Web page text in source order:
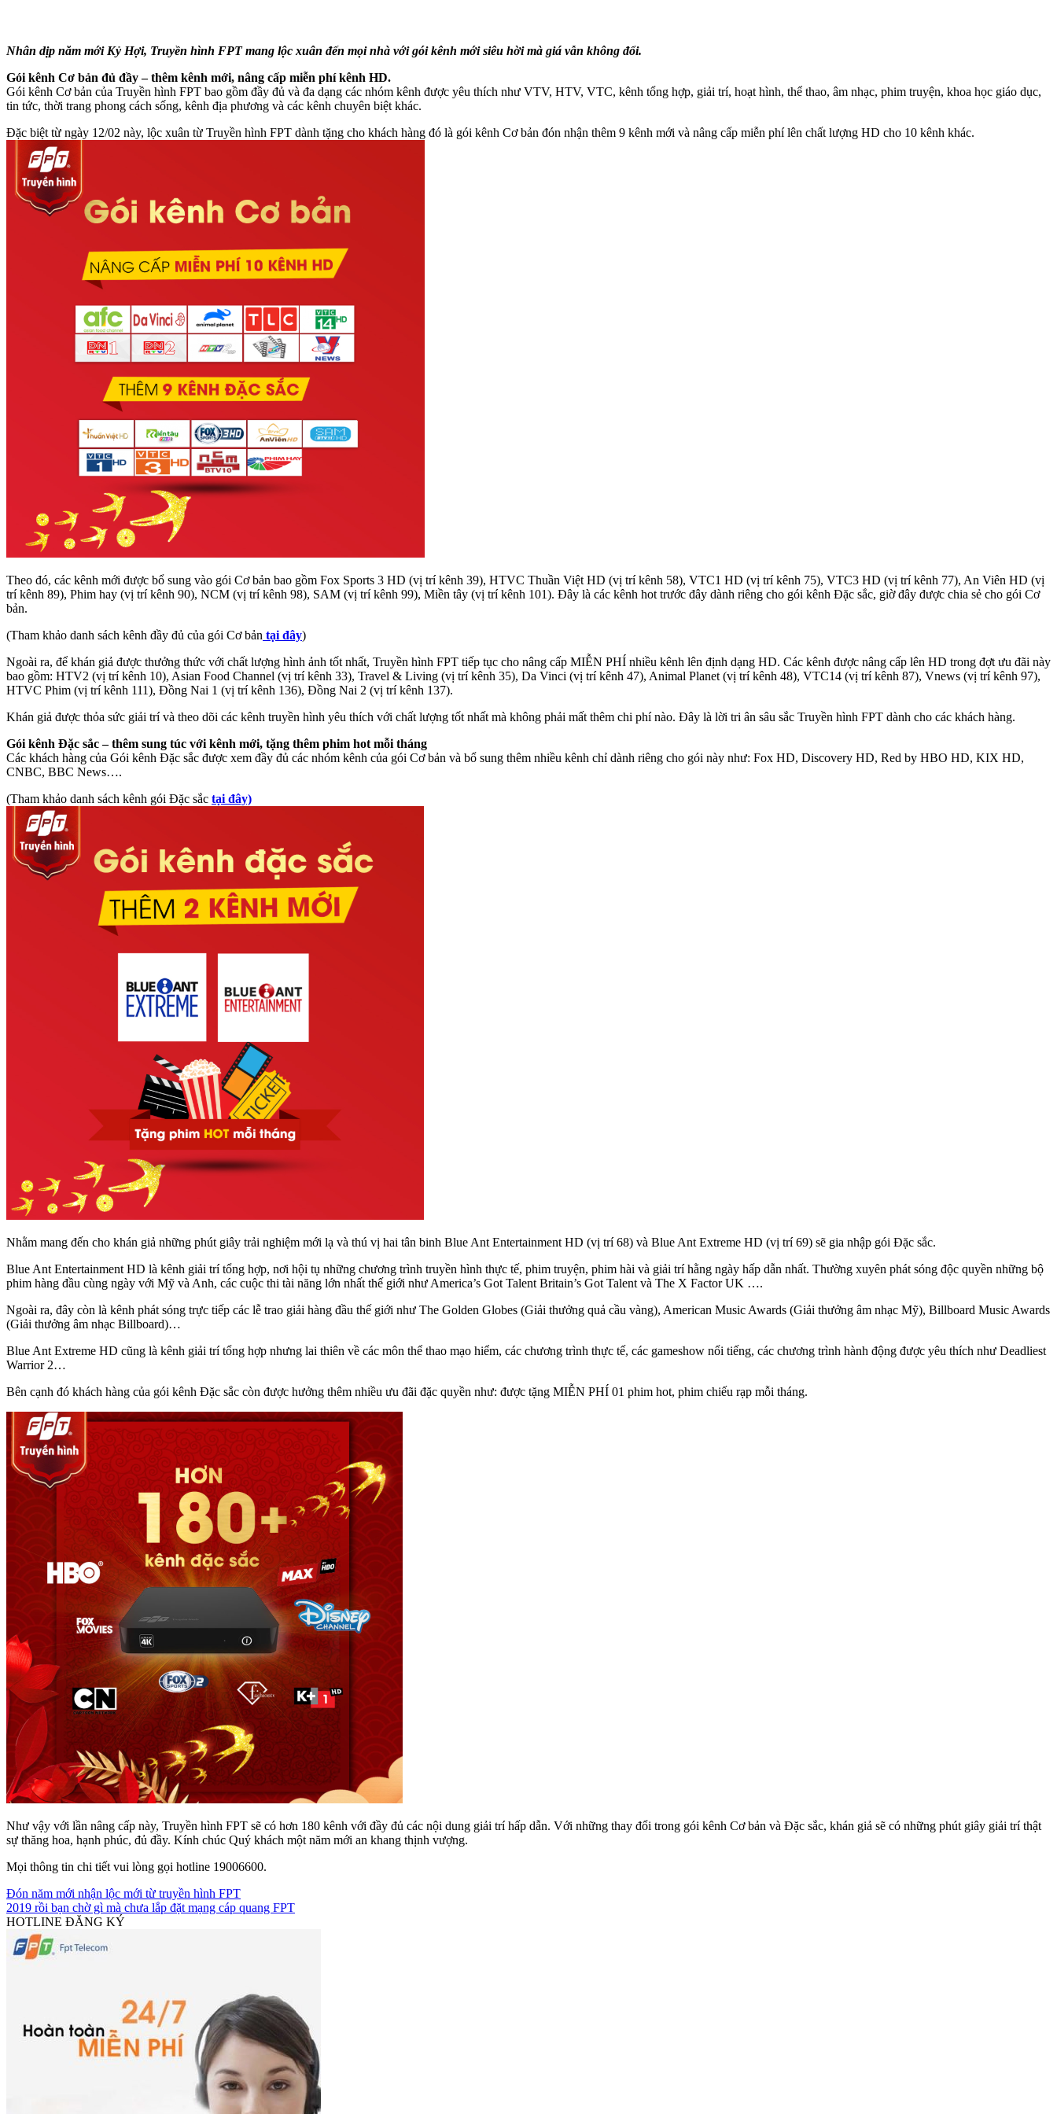
Nhân dịp năm mới Kỷ Hợi, Truyền hình FPT mang lộc xuân đến mọi nhà với gói kênh mới siêu hời mà giá vẫn không đổi.
Gói kênh Cơ bản đủ đầy – thêm kênh mới, nâng cấp miễn phí kênh HD.
Gói kênh Cơ bản của Truyền hình FPT bao gồm đầy đủ và đa dạng các nhóm kênh được yêu thích như VTV, HTV, VTC, kênh tổng hợp, giải trí, hoạt hình, thể thao, âm nhạc, phim truyện, khoa học giáo dục,
tin tức, thời trang phong cách sống, kênh địa phương và các kênh chuyên biệt khác.
Đặc biệt từ ngày 12/02 này, lộc xuân từ Truyền hình FPT dành tặng cho khách hàng đó là gói kênh Cơ bản đón nhận thêm 9 kênh mới và nâng cấp miễn phí lên chất lượng HD cho 10 kênh khác.
Theo đó, các kênh mới được bổ sung vào gói Cơ bản bao gồm Fox Sports 3 HD (vị trí kênh 39), HTVC Thuần Việt HD (vị trí kênh 58), VTC1 HD (vị trí kênh 75), VTC3 HD (vị trí kênh 77), An Viên HD (vị
trí kênh 89), Phim hay (vị trí kênh 90), NCM (vị trí kênh 98), SAM (vị trí kênh 99), Miền tây (vị trí kênh 101). Đây là các kênh hot trước đây dành riêng cho gói kênh Đặc sắc, giờ đây được chia sẻ cho gói Cơ
bản.
(Tham khảo danh sách kênh đầy đủ của gói Cơ bản tại đây)
Ngoài ra, để khán giả được thưởng thức với chất lượng hình ảnh tốt nhất, Truyền hình FPT tiếp tục cho nâng cấp MIỄN PHÍ nhiều kênh lên định dạng HD. Các kênh được nâng cấp lên HD trong đợt ưu đãi này
bao gồm: HTV2 (vị trí kênh 10), Asian Food Channel (vị trí kênh 33), Travel & Living (vị trí kênh 35), Da Vinci (vị trí kênh 47), Animal Planet (vị trí kênh 48), VTC14 (vị trí kênh 87), Vnews (vị trí kênh 97),
HTVC Phim (vị trí kênh 111), Đồng Nai 1 (vị trí kênh 136), Đồng Nai 2 (vị trí kênh 137).
Khán giả được thỏa sức giải trí và theo dõi các kênh truyền hình yêu thích với chất lượng tốt nhất mà không phải mất thêm chi phí nào. Đây là lời tri ân sâu sắc Truyền hình FPT dành cho các khách hàng.
Gói kênh Đặc sắc – thêm sung túc với kênh mới, tặng thêm phim hot mỗi tháng
Các khách hàng của Gói kênh Đặc sắc được xem đầy đủ các nhóm kênh của gói Cơ bản và bổ sung thêm nhiều kênh chỉ dành riêng cho gói này như: Fox HD, Discovery HD, Red by HBO HD, KIX HD,
CNBC, BBC News….
(Tham khảo danh sách kênh gói Đặc sắc tại đây)
Nhằm mang đến cho khán giả những phút giây trải nghiệm mới lạ và thú vị hai tân binh Blue Ant Entertainment HD (vị trí 68) và Blue Ant Extreme HD (vị trí 69) sẽ gia nhập gói Đặc sắc.
Blue Ant Entertainment HD là kênh giải trí tổng hợp, nơi hội tụ những chương trình truyền hình thực tế, phim truyện, phim hài và giải trí hằng ngày hấp dẫn nhất. Thường xuyên phát sóng độc quyền những bộ
phim hàng đầu cùng ngày với Mỹ và Anh, các cuộc thi tài năng lớn nhất thế giới như America’s Got Talent Britain’s Got Talent và The X Factor UK ….
Ngoài ra, đây còn là kênh phát sóng trực tiếp các lễ trao giải hàng đầu thế giới như The Golden Globes (Giải thưởng quả cầu vàng), American Music Awards (Giải thưởng âm nhạc Mỹ), Billboard Music Awards
(Giải thưởng âm nhạc Billboard)…
Blue Ant Extreme HD cũng là kênh giải trí tổng hợp nhưng lai thiên về các môn thể thao mạo hiểm, các chương trình thực tế, các gameshow nổi tiếng, các chương trình hành động được yêu thích như Deadliest
Warrior 2…
Bên cạnh đó khách hàng của gói kênh Đặc sắc còn được hưởng thêm nhiều ưu đãi đặc quyền như: được tặng MIỄN PHÍ 01 phim hot, phim chiếu rạp mỗi tháng.
Như vậy với lần nâng cấp này, Truyền hình FPT sẽ có hơn 180 kênh với đầy đủ các nội dung giải trí hấp dẫn. Với những thay đổi trong gói kênh Cơ bản và Đặc sắc, khán giả sẽ có những phút giây giải trí thật
sự thăng hoa, hạnh phúc, đủ đầy. Kính chúc Quý khách một năm mới an khang thịnh vượng.
Mọi thông tin chi tiết vui lòng gọi hotline 19006600.
Đón năm mới nhận lộc mới từ truyền hình FPT
2019 rồi bạn chờ gì mà chưa lắp đặt mạng cáp quang FPT
HOTLINE ĐĂNG KÝ